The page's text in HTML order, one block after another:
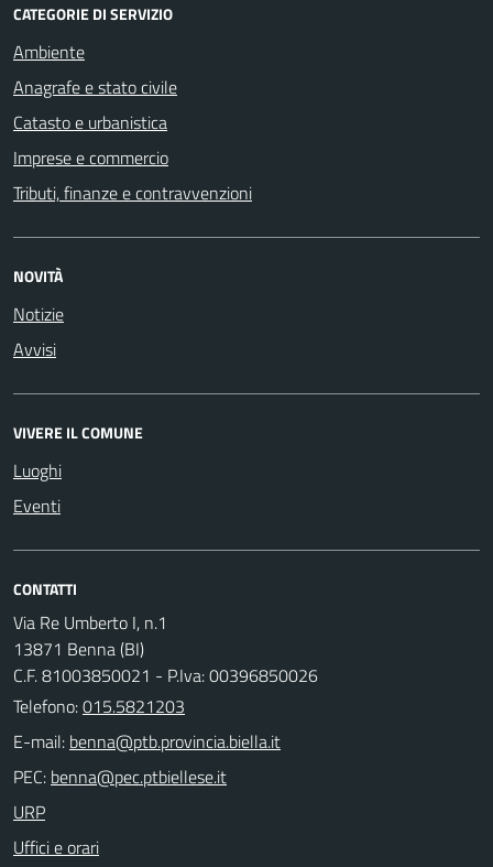
CATEGORIE DI SERVIZIO
Ambiente
Anagrafe e stato civile
Catasto e urbanistica
Imprese e commercio
Tributi, finanze e contravvenzioni
NOVITÀ
Notizie
Avvisi
VIVERE IL COMUNE
Luoghi
Eventi
CONTATTI
Via Re Umberto I, n.1
13871 Benna (BI)
C.F. 81003850021 - P.Iva: 00396850026
Telefono:015.5821203
E-mail:
PEC:
URP
Uffici e orari